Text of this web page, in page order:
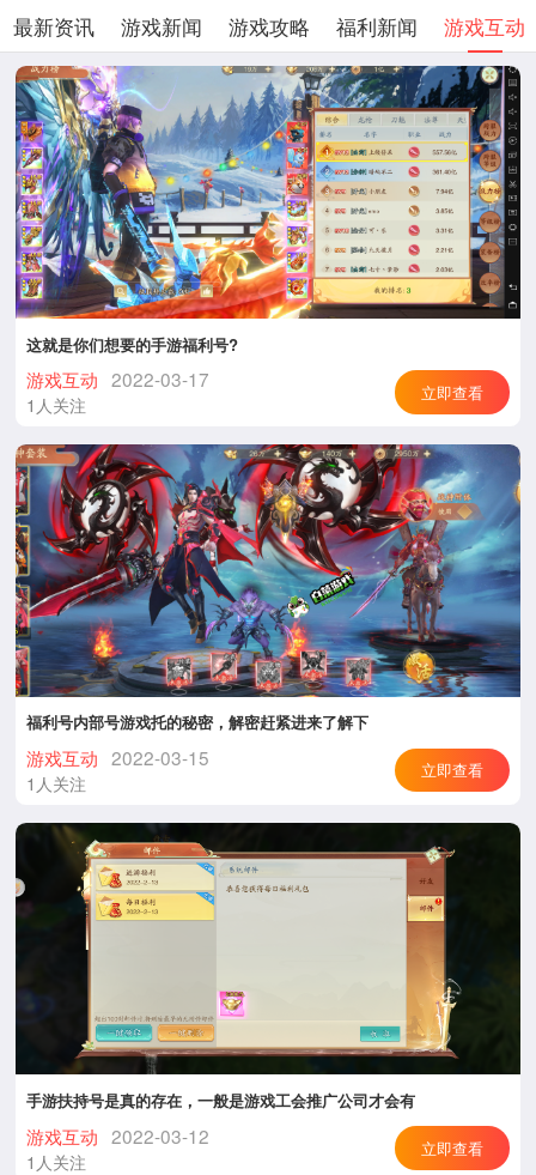
最新资讯 游戏新闻 游戏攻略 福利新闻 游戏互动
这就是你们想要的手游福利号?
游戏互动 2022-03-17
1人关注
立即查看
福利号内部号游戏托的秘密，解密赶紧进来了解下
游戏互动 2022-03-15
1人关注
立即查看
手游扶持号是真的存在，一般是游戏工会推广公司才会有
游戏互动 2022-03-12
1人关注
立即查看